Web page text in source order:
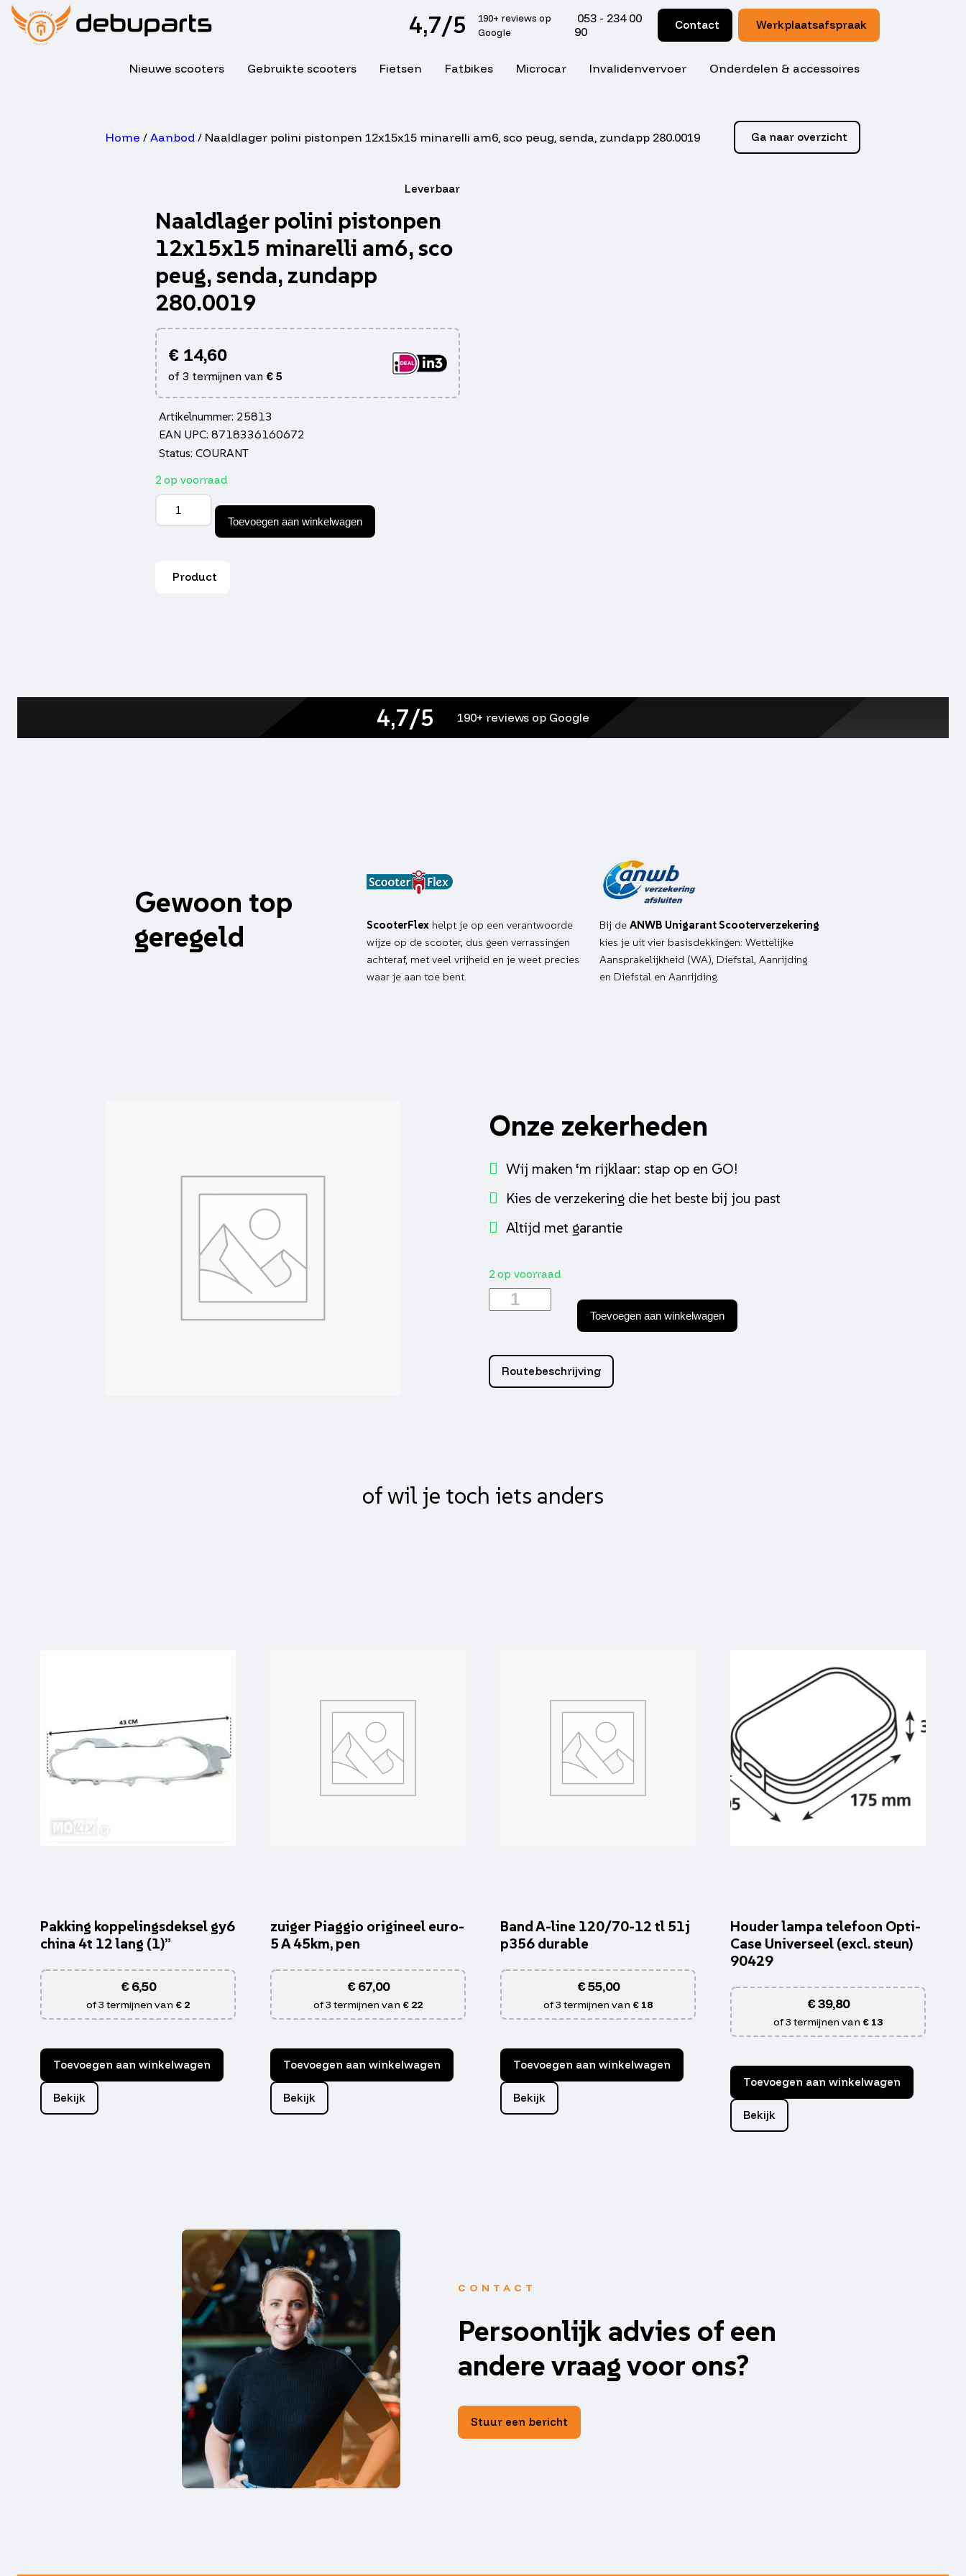
4,7/5
190+ reviews op
Google
053 - 234 00
90
Contact Werkplaatsafspraak
Nieuwe scooters Gebruikte scooters Fietsen Fatbikes Microcar Invalidenvervoer Onderdelen & accessoires
Home / Aanbod/ Naaldlager polini pistonpen 12x15x15 minarelli am6, sco peug, senda, zundapp 280.0019 Ga naar overzicht
Leverbaar
Naaldlager polini pistonpen
12x15x15 minarelli am6, sco
peug, senda, zundapp
280.0019
€14,60
of 3 termijnen van €5
Artikelnummer: 25813
EAN UPC: 8718336160672
Status: COURANT
2 op voorraad
Naaldlager
polini
pistonpen
sco
Toevoegen aan winkelwagen
Product
4,7/5 190+ reviews op Google
Gewoon top
geregeld
ScooterFlex helpt je op een verantwoorde
wijze op de scooter, dus geen verrassingen
achteraf, met veel vrijheid en je weet precies
waar je aan toe bent.
Bij de ANWB Unigarant Scooterverzekering
kies je uit vier basisdekkingen: Wettelijke
Aansprakelijkheid (WA), Diefstal, Aanrijding
en Diefstal en Aanrijding.
Onze zekerheden
Wij maken ‘m rijklaar: stap op en GO!
Kies de verzekering die het beste bij jou past
Altijd met garantie
2 op voorraad
Naaldlager
polini
am6,
sco
peug,
Toevoegen aan winkelwagen
Routebeschrijving
of wil je toch iets anders
Pakking koppelingsdeksel gy6
china 4t 12 lang (1)”
€6,50
of 3 termijnen van € 2
Toevoegen aan winkelwagen
Bekijk
zuiger Piaggio origineel euro-
5 A 45km, pen
€67,00
of 3 termijnen van € 22
Toevoegen aan winkelwagen
Bekijk
Band A-line 120/70-12 tl 51j
p356 durable
€55,00
of 3 termijnen van € 18
Toevoegen aan winkelwagen
Bekijk
Houder lampa telefoon Opti-
Case Universeel (excl. steun)
90429
€39,80
of 3 termijnen van € 13
Toevoegen aan winkelwagen
Bekijk
CONTACT
Persoonlijk advies of een
andere vraag voor ons?
Stuur een bericht